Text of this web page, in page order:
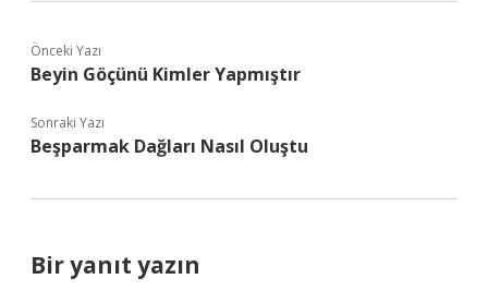
Önceki Yazı
Beyin Göçünü Kimler Yapmıştır
Sonraki Yazı
Beşparmak Dağları Nasıl Oluştu
Bir yanıt yazın